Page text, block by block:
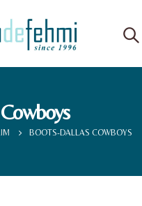
BOOTS-DALLAS COWBOYS